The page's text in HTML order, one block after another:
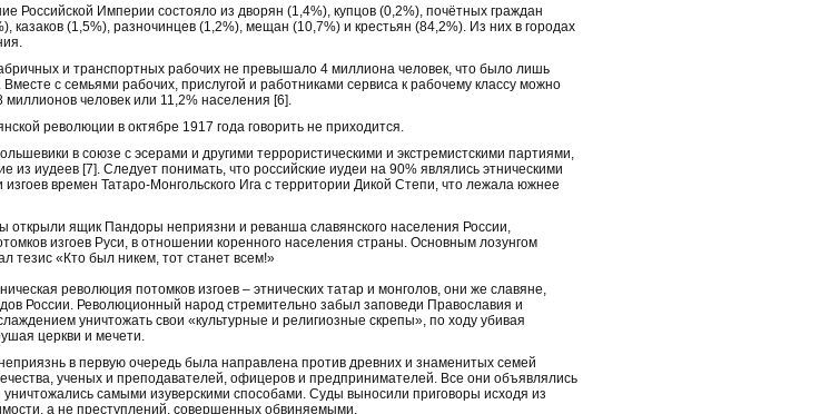
Российской Империи состояло из дворян (1,4%), купцов (0,2%), почётных граждан
казаков (1,5%), разночинцев (1,2%), мещан (10,7%) и крестьян (84,2%). Из них в городах
и транспортных рабочих не превышало 4 миллиона человек, что было лишь
с семьями рабочих, прислугой и работниками сервиса к рабочему классу можно
человек или 11,2% населения [6].
революции в октябре 1917 года говорить не приходится.
в союзе с эсерами и другими террористическими и экстремистскими партиями,
из иудеев [7]. Следует понимать, что российские иудеи на 90% являлись этническими
изгоев времен Татаро-Монгольского Ига с территории Дикой Степи, что лежала южнее
открыли ящик Пандоры неприязни и реванша славянского населения России,
изгоев Руси, в отношении коренного населения страны. Основным лозунгом
тезис «Кто был никем, тот станет всем!»
революция потомков изгоев – этнических татар и монголов, они же славяне,
России. Революционный народ стремительно забыл заповеди Православия и
уничтожать свои «культурные и религиозные скрепы», по ходу убивая
церкви и мечети.
в первую очередь была направлена против древних и знаменитых семей
ученых и преподавателей, офицеров и предпринимателей. Все они объявлялись
самыми изуверскими способами. Суды выносили приговоры исходя из
а не преступлений, совершенных обвиняемыми.